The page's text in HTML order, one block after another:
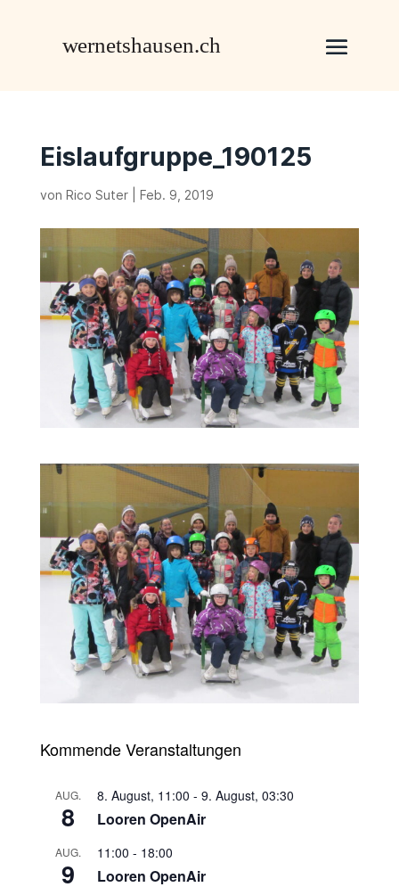
Eislaufgruppe_190125
von Rico Suter| Feb. 9, 2019
Kommende Veranstaltungen
AUG.
8
8. August, 11:00 - 9. August, 03:30
Looren OpenAir
AUG.
9
11:00 - 18:00
Looren OpenAir